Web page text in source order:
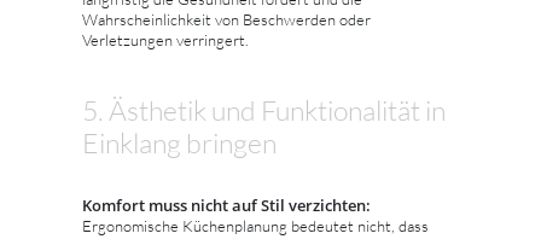
Wahrscheinlichkeit von Beschwerden oder
Verletzungen verringert.
5. Ästhetik und Funktionalität in
Einklang bringen
Komfort muss nicht auf Stil verzichten:
Ergonomische Küchenplanung bedeutet nicht, dass